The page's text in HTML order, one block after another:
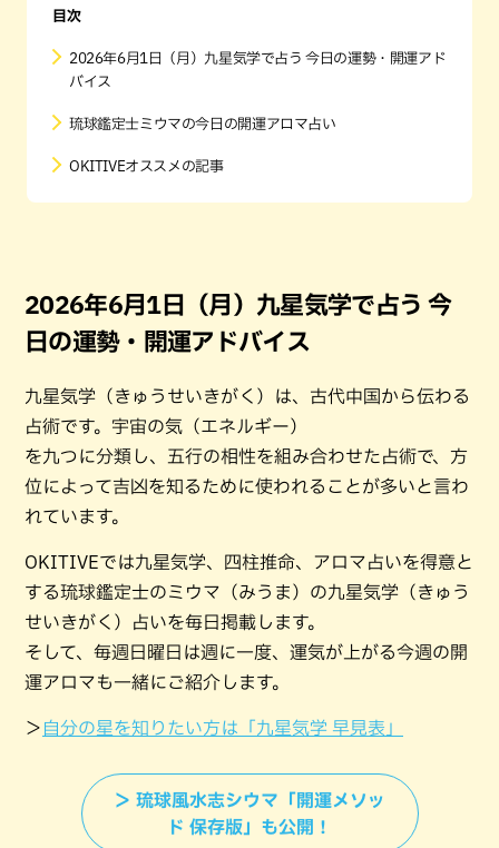
目次
2026年6月1日（月）九星気学で占う 今日の運勢・開運アド
バイス
琉球鑑定士ミウマの今日の開運アロマ占い
OKITIVEオススメの記事
2026年6月1日（月）九星気学で占う 今
日の運勢・開運アドバイス
九星気学（きゅうせいきがく）は、古代中国から伝わる
占術です。宇宙の気（エネルギー）
を九つに分類し、五行の相性を組み合わせた占術で、方
位によって吉凶を知るために使われることが多いと言わ
れています。
OKITIVEでは九星気学、四柱推命、アロマ占いを得意と
する琉球鑑定士のミウマ（みうま）の九星気学（きゅう
せいきがく）占いを毎日掲載します。
そして、毎週日曜日は週に一度、運気が上がる今週の開
運アロマも一緒にご紹介します。
＞ 自分の星を知りたい方は「九星気学 早見表」
＞ 琉球風水志シウマ「開運メソッ
ド 保存版」も公開！